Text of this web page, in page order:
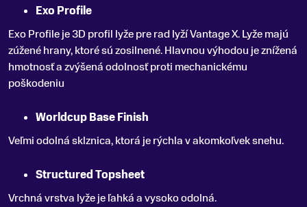
Exo Profile
Exo Profile je 3D profil lyže pre rad lyží Vantage X. Lyže majú
zúžené hrany, ktoré sú zosilnené. Hlavnou výhodou je znížená
hmotnosť a zvýšená odolnosť proti mechanickému
poškodeniu
Worldcup Base Finish
Veľmi odolná sklznica, ktorá je rýchla v akomkoľvek snehu.
Structured Topsheet
Vrchná vrstva lyže je ľahká a vysoko odolná.